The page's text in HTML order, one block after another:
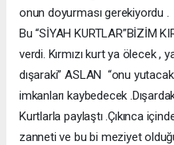
onun doyurması gerekiyordu .
Bu “SİYAH KURTLAR”BİZİM
verdi. Kırmızı kurt ya ölecek
dışaraki” ASLAN “onu
imkanları kaybedecek
Kurtlarla paylaştı .Çıkınca
zanneti ve bu bi meziyet